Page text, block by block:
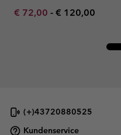
Minimum sale price:
€ 72,00 - Maximum price:
€ 120,00
(+)43720880525
Kundenservice